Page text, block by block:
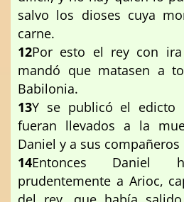
salvo los dioses cuya
carne.
12Por esto el rey con
mandó que matasen a
Babilonia.
13Y se publicó el edicto
fueran llevados a la
Daniel y a sus
14Entonces Daniel
prudentemente a Arioc,